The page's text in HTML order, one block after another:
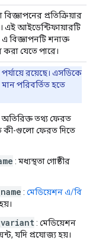
প্রতিক্রিয়ার
এই আইডেন্টিফায়ারটি
এ বিজ্ঞাপনটি শনাক্ত
যেতে পারে।
রয়েছে। এসডিকে
পরিবর্তিত হতে
অতিরিক্ত তথ্য ফেরত
কী-গুলো ফেরত দিতে
: মধ্যস্থতা গোষ্ঠীর
: মেডিয়েশন এ/বি
: মেডিয়েশন
যদি প্রযোজ্য হয়।